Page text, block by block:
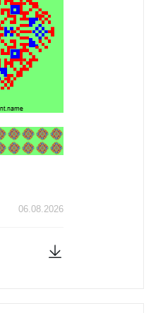
06.08.2026